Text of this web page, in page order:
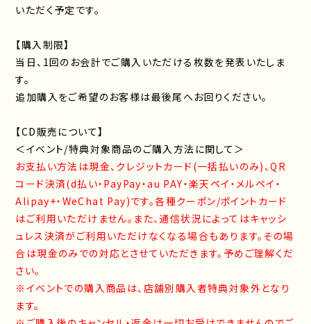
いただく予定です。
【購入制限】
当日、1回のお会計でご購入いただける枚数を発表いたしま
す。
追加購入をご希望のお客様は最後尾へお回りください。
【CD販売について】
＜イベント/特典対象商品のご購入方法に関して＞
お支払い方法は現金、クレジットカード(一括払いのみ)、QR
コード決済(d払い・PayPay・au PAY・楽天ペイ・メルペイ・
Alipay+・WeChat Pay)です。各種クーポン/ポイントカード
はご利用いただけません。また、通信状況によってはキャッシ
ュレス決済がご利用いただけなくなる場合もあります。その場
合は現金のみでの対応とさせていただきます。予めご理解くだ
さい。
※イベントでの購入商品は、店舗別購入者特典対象外となり
ます。